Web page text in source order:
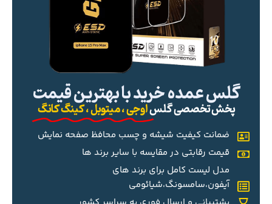
گلس عمده خرید با بهترین قیمت
پخش تخصصی گلساوجی ، میتوبل ، کینگ کانگ
ضمانت کیفیت شیشه و چسب محافظ صفحه نمایش
قیمت رقابتی در مقایسه با سایر برند ها
مدل لیست کامل برای برند های
آیفون،سامسونگ،شیائومی